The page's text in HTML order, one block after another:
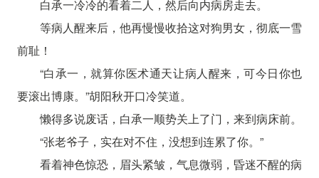
白承一冷冷的看着二人，然后向内病房走去。
等病人醒来后，他再慢慢收拾这对狗男女，彻底一雪
前耻！
“白承一，就算你医术通天让病人醒来，可今日你也
要滚出博康。”胡阳秋开口冷笑道。
懒得多说废话，白承一顺势关上了门，来到病床前。
“张老爷子，实在对不住，没想到连累了你。”
看着神色惊恐，眉头紧皱，气息微弱，昏迷不醒的病